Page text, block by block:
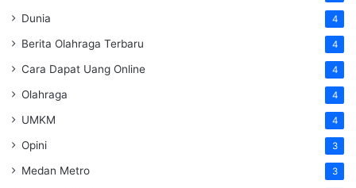
Dunia 4
Berita Olahraga Terbaru 4
Cara Dapat Uang Online 4
Olahraga 4
UMKM 4
Opini 3
Medan Metro 3